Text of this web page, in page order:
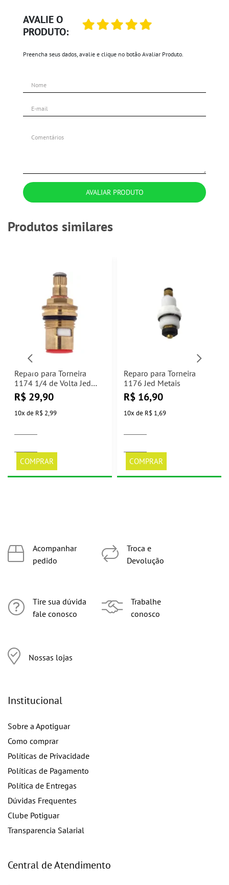
AVALIE O
PRODUTO:
Preencha seus dados, avalie e clique no botão Avaliar Produto.
AVALIAR PRODUTO
Produtos similares
Reparo para Torneira
1174 1/4 de Volta Jed
Metais
R$ 29,90
10x de R$ 2,99
COMPRAR
Reparo para Torneira
1176 Jed Metais
R$ 16,90
10x de R$ 1,69
COMPRAR
Acompanhar
pedido
Tire sua dúvida
fale conosco
Nossas lojas
Troca e
Devolução
Trabalhe
conosco
Institucional
Sobre a Apotiguar
Como comprar
Políticas de Privacidade
Políticas de Pagamento
Política de Entregas
Dúvidas Frequentes
Clube Potiguar
Transparencia Salarial
Central de Atendimento